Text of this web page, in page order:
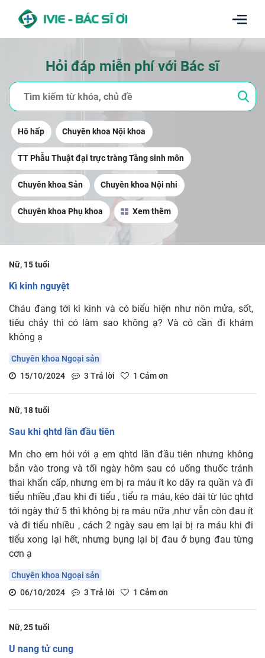
Hỏi đáp miễn phí với Bác sĩ
Hô hấp Chuyên khoa Nội khoa
TT Phẫu Thuật đại trực tràng Tầng sinh môn
Chuyên khoa Sản Chuyên khoa Nội nhi
Chuyên khoa Phụ khoa Xem thêm
Nữ, 15 tuổi
Kì kinh nguyệt
Cháu đang tới kì kinh và có biểu hiện như nôn mửa, sốt,
tiêu chảy thì có làm sao không ạ? Và có cần đi khám
không ạ
Chuyên khoa Ngoại sản
15/10/2024
3 Trả lời 1 Cảm ơn
Nữ, 18 tuổi
Sau khi qhtd lần đầu tiên
Mn cho em hỏi với ạ em qhtd lần đầu tiên nhưng không
bắn vào trong và tối ngày hôm sau có uống thuốc tránh
thai khẩn cấp, nhưng em bị ra máu ít ko dây ra quần và đi
tiểu nhiều ,đau khi đi tiểu , tiểu ra máu, kéo dài từ lúc qhtd
tới ngày thứ 5 thì không bị ra máu nữa ,như vẫn còn đau ít
và đi tiểu nhiều , cách 2 ngày sau em lại bị ra máu khi đi
tiểu xong lại hết, nhưng bụng lại bị đau ở bụng đau từng
cơn ạ
Chuyên khoa Ngoại sản
06/10/2024
3 Trả lời 1 Cảm ơn
Nữ, 25 tuổi
U nang tử cung